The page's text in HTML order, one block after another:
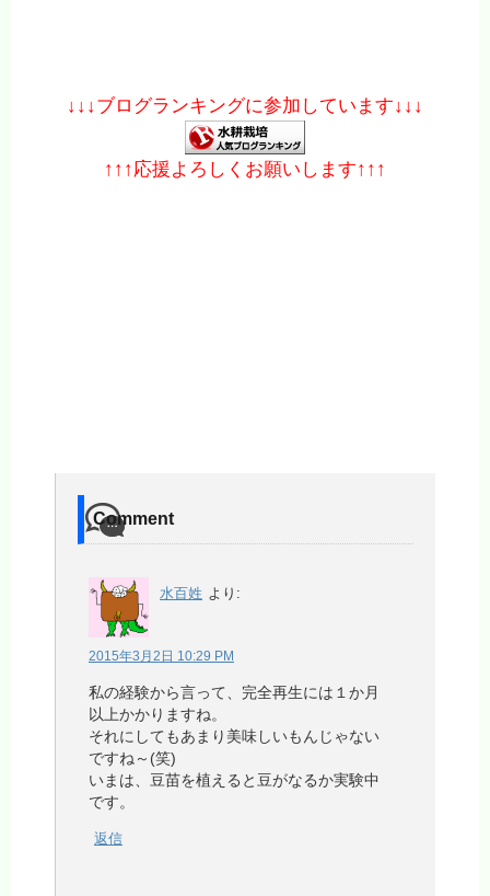
↓↓↓ブログランキングに参加しています↓↓↓
↑↑↑応援よろしくお願いします↑↑↑
Comment
水百姓 より:
2015年3月2日 10:29 PM
私の経験から言って、完全再生には１か月
以上かかりますね。
それにしてもあまり美味しいもんじゃない
ですね～(笑)
いまは、豆苗を植えると豆がなるか実験中
です。
返信